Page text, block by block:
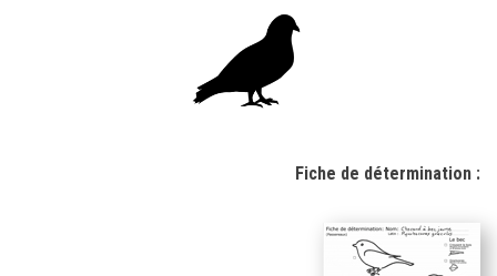
Fiche de détermination :